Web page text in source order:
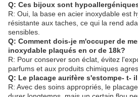
Q: Ces bijoux sont
R: Oui, la base en acier inoxydable est
résistante aux taches, ce qui la rend
sensibles.
Q: Comment dois-je m'occuper de
inoxydable plaqués en or de 18k?
R: Pour conserver son éclat, évitez
parfums et aux produits chimiques
Q: Le placage aurifère s'estompe- t-
R: Avec des soins appropriés, le